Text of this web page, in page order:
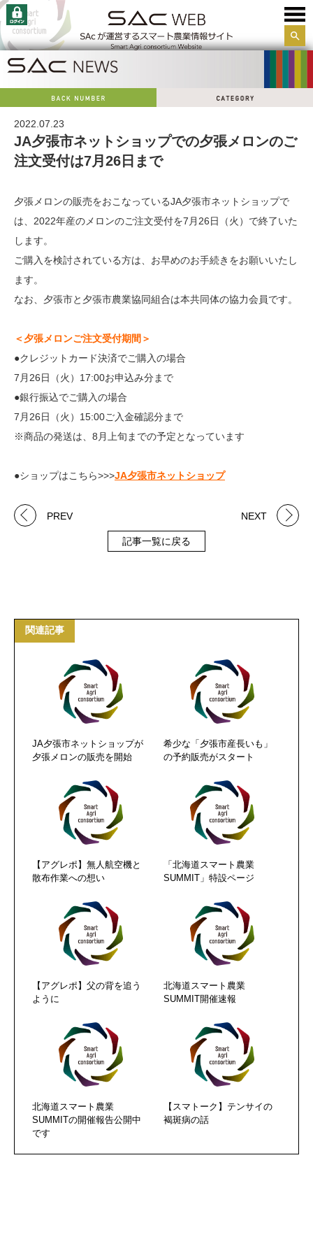
サイ
2022.07.23
JA夕張市ネットショップでの夕張メロンのご
注文受付は7月26日まで
夕張メロンの販売をおこなっているJA夕張市ネットショップで
は、2022年産のメロンのご注文受付を7月26日（火）で終了いた
します。
ご購入を検討されている方は、お早めのお手続きをお願いいたし
ます。
なお、夕張市と夕張市農業協同組合は本共同体の協力会員です。
＜夕張メロンご注文受付期間＞
●クレジットカード決済でご購入の場合
7月26日（火）17:00お申込み分まで
●銀行振込でご購入の場合
7月26日（火）15:00ご入金確認分まで
※商品の発送は、8月上旬までの予定となっています
●ショップはこちら>>>JA夕張市ネットショップ
PREV
記事一覧に戻る
NEXT
関連記事
JA夕張市ネットショップが
夕張メロンの販売を開始
希少な「夕張市産長いも」
の予約販売がスタート
【アグレポ】無人航空機と
散布作業への想い
「北海道スマート農業
SUMMIT」特設ページ
【アグレポ】父の背を追う
ように
北海道スマート農業
SUMMIT開催速報
北海道スマート農業
SUMMITの開催報告公開中
です
【スマトーク】テンサイの
褐斑病の話